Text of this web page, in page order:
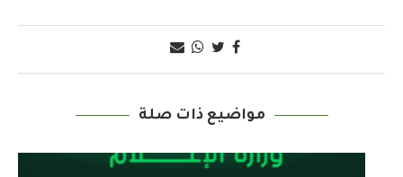
مواضيع ذات صلة